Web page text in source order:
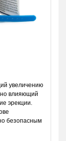
увеличению
влияющий
эрекции.
безопасным